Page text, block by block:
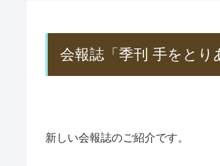
会報誌「季刊 手をと
新しい会報誌のご紹介です。